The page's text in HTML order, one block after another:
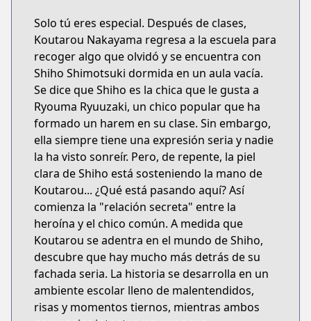
Solo tú eres especial. Después de clases,
Koutarou Nakayama regresa a la escuela para
recoger algo que olvidó y se encuentra con
Shiho Shimotsuki dormida en un aula vacía.
Se dice que Shiho es la chica que le gusta a
Ryouma Ryuuzaki, un chico popular que ha
formado un harem en su clase. Sin embargo,
ella siempre tiene una expresión seria y nadie
la ha visto sonreír. Pero, de repente, la piel
clara de Shiho está sosteniendo la mano de
Koutarou... ¿Qué está pasando aquí? Así
comienza la "relación secreta" entre la
heroína y el chico común. A medida que
Koutarou se adentra en el mundo de Shiho,
descubre que hay mucho más detrás de su
fachada seria. La historia se desarrolla en un
ambiente escolar lleno de malentendidos,
risas y momentos tiernos, mientras ambos